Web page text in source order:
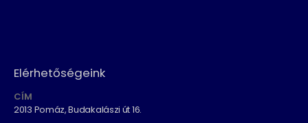
Elérhetőségeink
CÍM
2013 Pomáz, Budakalászi út 16.